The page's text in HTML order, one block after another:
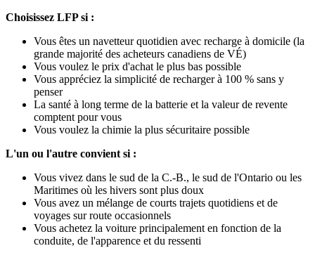
Choisissez LFP si :
Vous êtes un navetteur quotidien avec recharge à domicile (la
grande majorité des acheteurs canadiens de VÉ)
Vous voulez le prix d'achat le plus bas possible
Vous appréciez la simplicité de recharger à 100 % sans y
penser
La santé à long terme de la batterie et la valeur de revente
comptent pour vous
Vous voulez la chimie la plus sécuritaire possible
L'un ou l'autre convient si :
Vous vivez dans le sud de la C.-B., le sud de l'Ontario ou les
Maritimes où les hivers sont plus doux
Vous avez un mélange de courts trajets quotidiens et de
voyages sur route occasionnels
Vous achetez la voiture principalement en fonction de la
conduite, de l'apparence et du ressenti